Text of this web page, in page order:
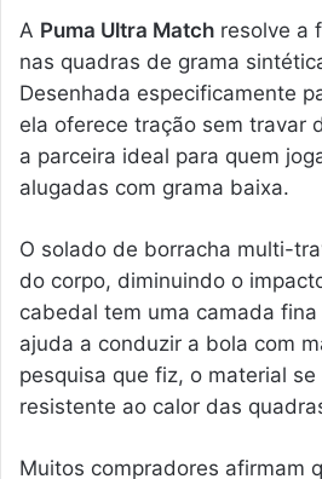
A Puma Ultra Match resolve a
nas quadras de grama
Desenhada especificamente
ela oferece tração sem travar
a parceira ideal para quem
alugadas com grama baixa.
O solado de borracha multi-
do corpo, diminuindo o
cabedal tem uma camada
ajuda a conduzir a bola com
pesquisa que fiz, o material
resistente ao calor das
Muitos compradores afirmam